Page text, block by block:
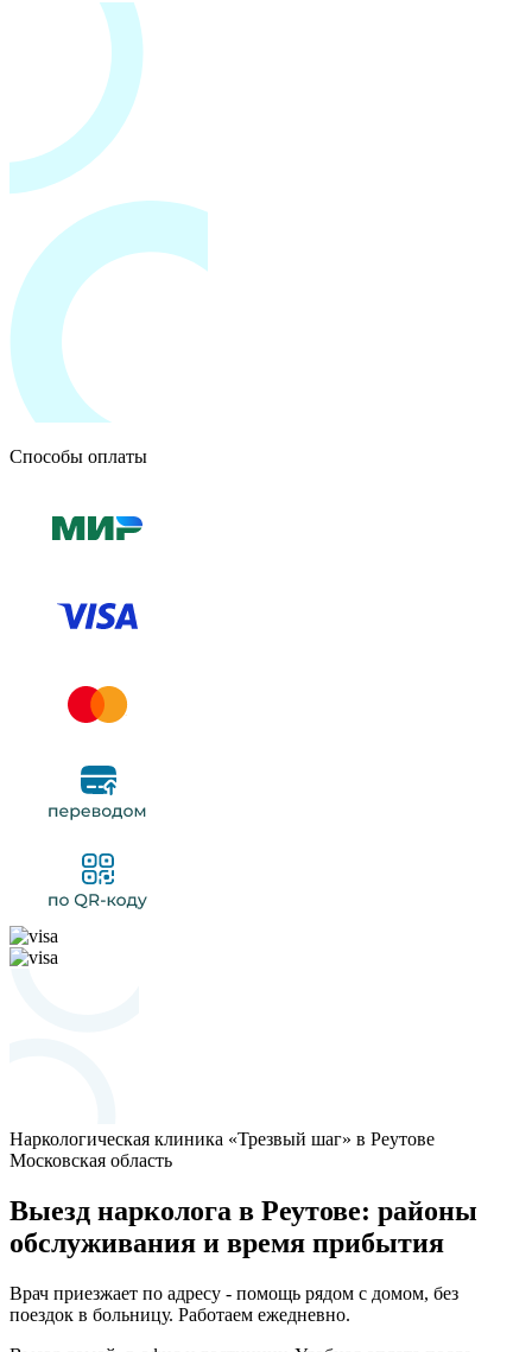
Способы оплаты
Наркологическая клиника «Трезвый шаг» в Реутове
Московская область
Выезд нарколога в Реутове: районы
обслуживания и время прибытия
Врач приезжает по адресу - помощь рядом с домом, без
поездок в больницу. Работаем ежедневно.